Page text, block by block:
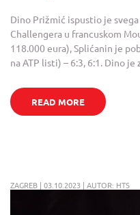
Dino Prižmić ispustio je
Challengera u francuskom
118.000 eura), Splićanin je
na ATP listi) – 6:3, 6:1. Dino
READ MORE
ZAGREB | 03.10.2023 | AUTOR: HTS